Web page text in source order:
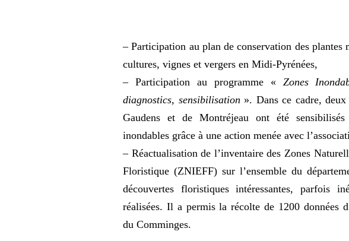
– Participation au plan de conservation des plantes
cultures, vignes et vergers en Midi-Pyrénées,
– Participation au programme « Zones
diagnostics, sensibilisation ». Dans ce cadre,
Gaudens et de Montréjeau ont été
inondables grâce à une action menée avec
– Réactualisation de l’inventaire des Zones
Floristique (ZNIEFF) sur l’ensemble du
découvertes floristiques intéressantes, parfois
réalisées. Il a permis la récolte de 1200 données
du Comminges.